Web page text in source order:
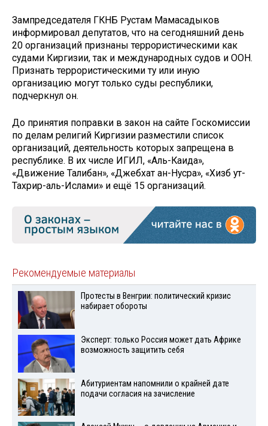
Зампредседателя ГКНБ Рустам Мамасадыков
информировал депутатов, что на сегодняшний день
20 организаций признаны террористическими как
судами Киргизии, так и международных судов и ООН.
Признать террористическими ту или иную
организацию могут только суды республики,
подчеркнул он.
До принятия поправки в закон на сайте Госкомиссии
по делам религий Киргизии разместили список
организаций, деятельность которых запрещена в
республике. В их числе ИГИЛ, «Аль-Каида»,
«Движение Талибан», «Джебхат ан-Нусра», «Хизб ут-
Тахрир-аль-Ислами» и ещё 15 организаций.
Рекомендуемые материалы
Протесты в Венгрии: политический кризис
набирает обороты
Эксперт: только Россия может дать Африке
возможность защитить себя
Абитуриентам напомнили о крайней дате
подачи согласия на зачисление